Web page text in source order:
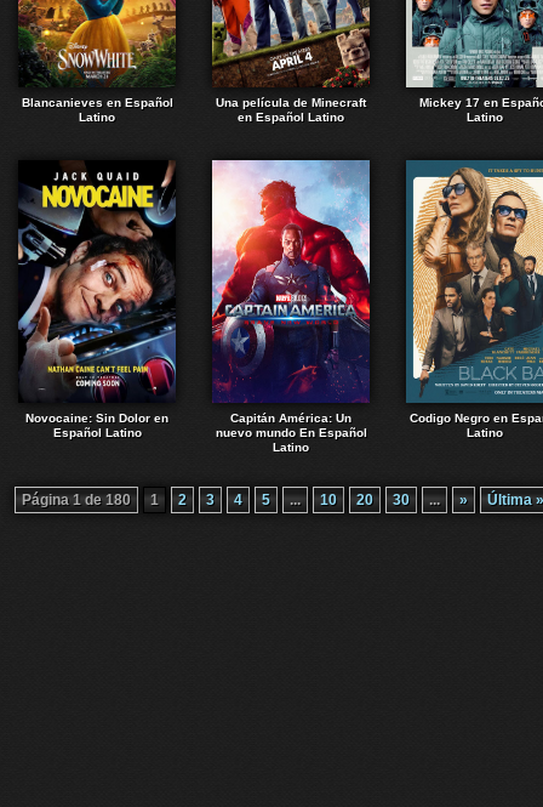
Blancanieves en Español
Latino
Una película de Minecraft
en Español Latino
Mickey 17 en
Latino
Novocaine: Sin Dolor en
Español Latino
Capitán América: Un
nuevo mundo En Español
Latino
Codigo Negro en
Latino
Página 1 de 180 1 2 3 4 5 ... 10 20 30 ... » Última »